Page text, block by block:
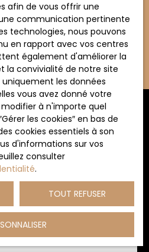
Rechercher
ALERTE MAIL
afin de vous offrir une
communication pertinente
technologies, nous pouvons
en rapport avec vos centres
également d'améliorer la
la convivialité de notre site
les données
vous avez donné votre
à n'importe quel
les cookies″ en bas de
cookies essentiels à son
d'informations sur vos
consulter
.
TOUT REFUSER